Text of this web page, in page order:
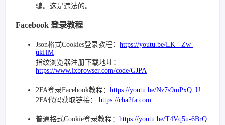
骗。这是违法的。
Facebook 登录教程
Json格式Cookies登录教程： https://youtu.be/LK_-Zw-
ukHM
指纹浏览器注册下载地址：
https://www.ixbrowser.com/code/GJPA
2FA登录Facebook教程： https://youtu.be/Nz7s9mPxQ_U
2FA代码获取链接： https://cha2fa.com
普通格式Cookie登录教程： https://youtu.be/T4Vq5u-6BrQ